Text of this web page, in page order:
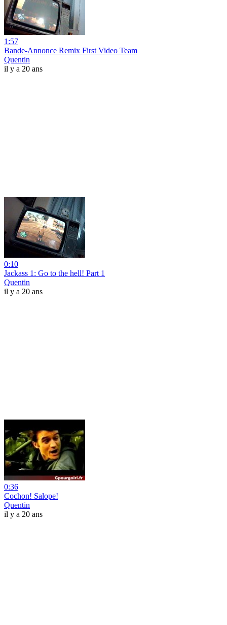
1:57
Bande-Annonce Remix First Video Team
Quentin
il y a 20 ans
0:10
Jackass 1: Go to the hell! Part 1
Quentin
il y a 20 ans
0:36
Cochon! Salope!
Quentin
il y a 20 ans